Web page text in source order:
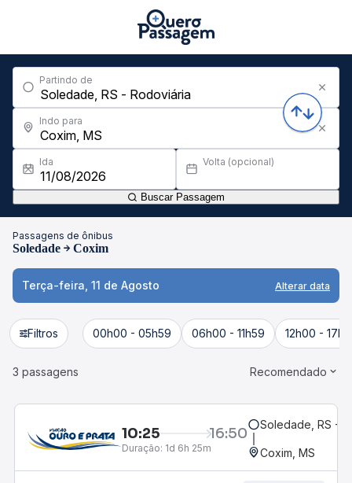
Partindo de
Indo para
Ida Volta (opcional)
Buscar Passagem
Passagens de ônibus
Soledade Coxim
Terça-feira, 11 de Agosto Alterar data
Filtros 00h00 - 05h59 06h00 - 11h59 12h00 -
3 passagens Recomendado
10:25 16:50
Duração: 1d 6h 25m
Soledade, RS -
Coxim, MS